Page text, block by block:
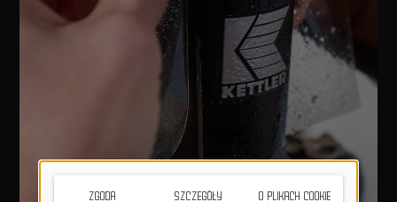
ZGODA SZCZEGÓŁY O PLIKACH COOKIE